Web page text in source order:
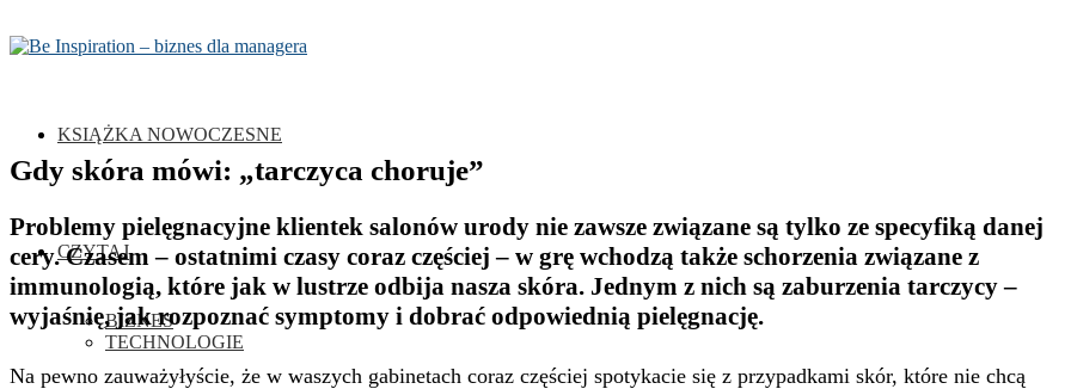
KSIĄŻKA NOWOCZESNE
CZYTAJ
BIZNES
TECHNOLOGIE
Gdy skóra mówi: „tarczyca choruje”
Problemy pielęgnacyjne klientek salonów urody nie zawsze związane są tylko ze specyfiką danej
cery. Czasem – ostatnimi czasy coraz częściej – w grę wchodzą także schorzenia związane z
immunologią, które jak w lustrze odbija nasza skóra. Jednym z nich są zaburzenia tarczycy –
wyjaśnię, jak rozpoznać symptomy i dobrać odpowiednią pielęgnację.
Na pewno zauważyłyście, że w waszych gabinetach coraz częściej spotykacie się z przypadkami skór, które nie chcą